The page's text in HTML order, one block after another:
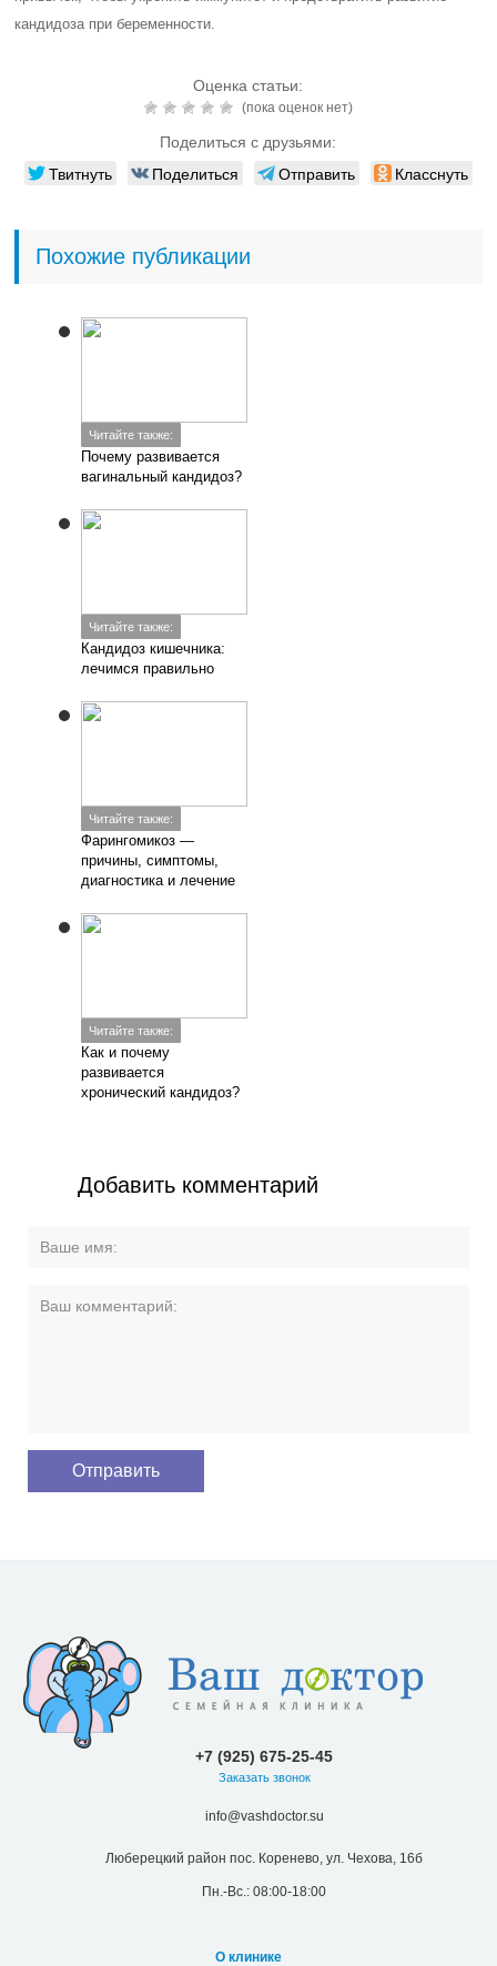
кандидоза при беременности.
Оценка статьи:
(пока оценок нет)
Поделиться с друзьями:
Твитнуть Поделиться Отправить Класснуть
Похожие публикации
Читайте также:
Почему развивается
вагинальный кандидоз?
Читайте также:
Кандидоз кишечника:
лечимся правильно
Читайте также:
Фарингомикоз —
причины, симптомы,
диагностика и лечение
Читайте также:
Как и почему
развивается
хронический кандидоз?
Добавить комментарий
+7 (925) 675-25-45
Заказать звонок
info@vashdoctor.su
Люберецкий район пос. Коренево, ул. Чехова, 16б
Пн.-Вс.: 08:00-18:00
О клинике